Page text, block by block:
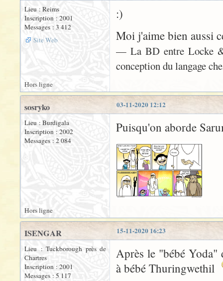
Lieu : Reims
Inscription : 2001
Messages : 3 412
Site Web
:)
Moi j'aime bien aussi
— La BD entre Locke &
conception du langage
Hors ligne
03-11-2020 12:12
sosryko
Lieu : Burdigala
Inscription : 2002
Messages : 2 084
Puisqu'on aborde
Hors ligne
15-11-2020 16:23
ISENGAR
Lieu : Tuckborough près de
Chartres
Inscription : 2001
Messages : 5 117
Après le "bébé
à bébé Thuringwethil